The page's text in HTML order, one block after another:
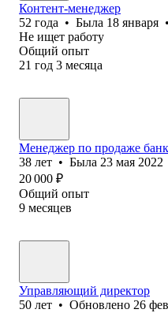
Контент-менеджер
52 года • Была 18 января •
Не ищет работу
Общий опыт
21 год 3 месяца
Менеджер по продаже
38 лет • Была 23 мая 2022
20 000 ₽
Общий опыт
9 месяцев
Управляющий директор
50 лет • Обновлено 26